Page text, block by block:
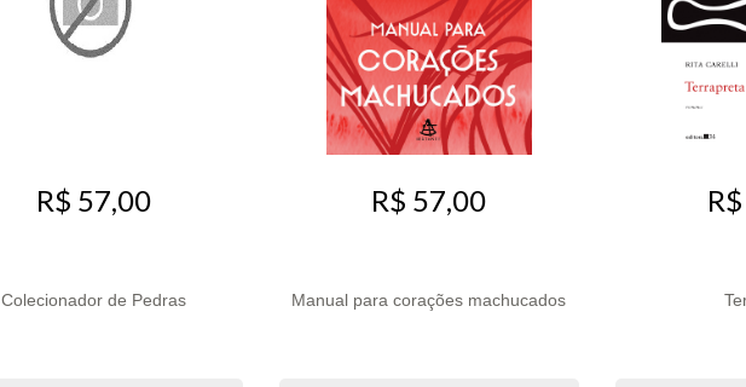
R$ 57,00
Colecionador de Pedras
R$ 57,00
Manual para corações machucados